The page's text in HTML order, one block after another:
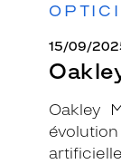
15/09/
Oakley